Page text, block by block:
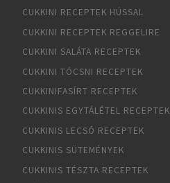
CUKKINI RECEPTEK HÚSSAL
CUKKINI RECEPTEK REGGELIRE
CUKKINI SALÁTA RECEPTEK
CUKKINI TÓCSNI RECEPTEK
CUKKINIFASÍRT RECEPTEK
CUKKINIS EGYTÁLÉTEL RECEPTEK
CUKKINIS LECSÓ RECEPTEK
CUKKINIS SÜTEMÉNYEK
CUKKINIS TÉSZTA RECEPTEK